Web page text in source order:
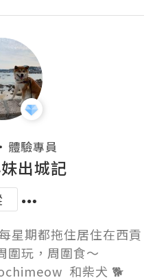
・ 體驗專員
出城記
期都拖住居住在西貢
圍玩，周圍食～
和柴犬 🐕